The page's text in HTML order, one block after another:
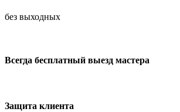
без выходных
Всегда бесплатный выезд мастера
Защита клиента